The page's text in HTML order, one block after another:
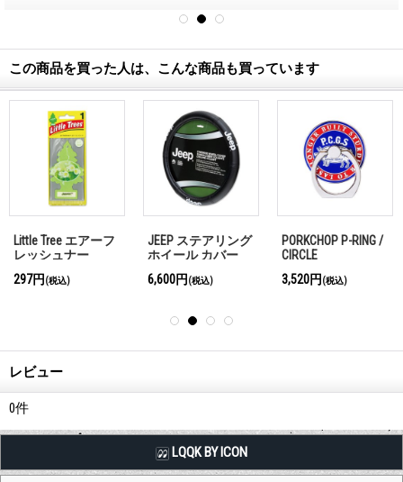
この商品を買った人は、こんな商品も買っています
Little Tree エアーフ
レッシュナー
297円(税込)
JEEP ステアリング
ホイール カバー
6,600円(税込)
PORKCHOP P-RING /
CIRCLE
3,520円(税込)
レビュー
0件
LQQK BY ICON